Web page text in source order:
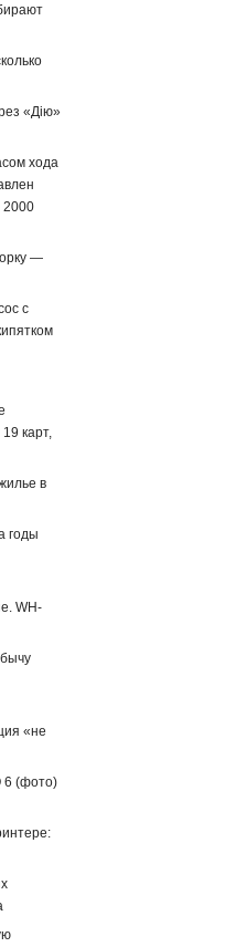
«Дію»
хода
2000
—
с
карт,
в
годы
WH-
«не
6 (фото)